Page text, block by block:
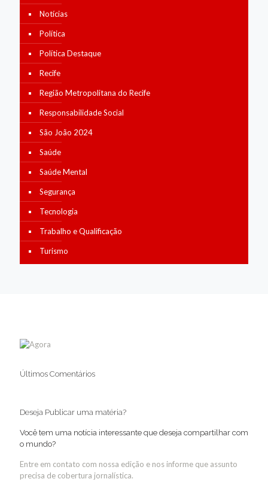
Notícias
Política
Política Destaque
Recife
Região Metropolitana do Recife
Responsabilidade Social
São João 2024
Saúde
Saúde Mental
Segurança
Tecnologia
Trabalho e Qualificação
Turismo
Últimos Comentários
Deseja Publicar uma matéria?
Você tem uma notícia interessante que deseja compartilhar com
o mundo?
Entre em contato com nossa edição e nos informe que assunto
precisa de cobertura jornalística.